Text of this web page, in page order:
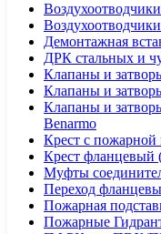
Демонтажная
ДРК стальных и
Клапаны и
Клапаны и
Клапаны и
Benarmo
Крест с
Крест фланцевый
Муфты
Переход
Пожарная
Пожарные